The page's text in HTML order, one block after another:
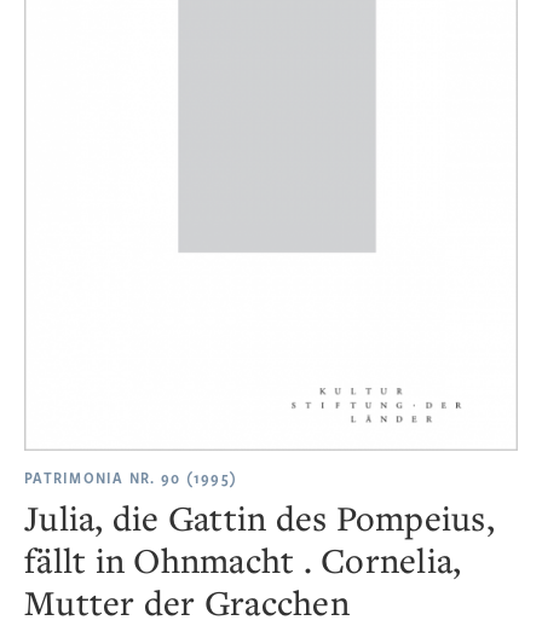
PATRIMONIA NR. 90 (1995)
Julia, die Gattin des Pompeius,
fällt in Ohnmacht . Cornelia,
Mutter der Gracchen